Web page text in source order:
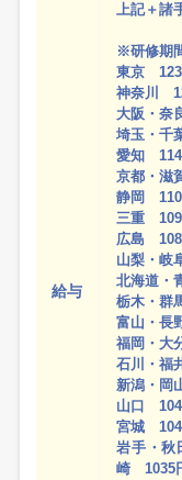
給与
上記＋諸
※研修期
東京
神奈川
大阪・奈
埼玉・千
愛知
京都・滋
静岡
三重
広島
山梨・岐
北海道・
栃木・群
富山・長
福岡・大
石川・福
新潟・岡
山口
宮城
岩手・秋
崎 1035